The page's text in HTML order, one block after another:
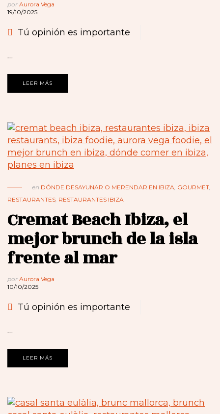
por Aurora Vega
19/10/2025
Tú opinión es importante
…
LEER MÁS
en DÓNDE DESAYUNAR O MERENDAR EN IBIZA, GOURMET,
RESTAURANTES, RESTAURANTES IBIZA
Cremat Beach Ibiza, el
mejor brunch de la isla
frente al mar
por Aurora Vega
10/10/2025
Tú opinión es importante
…
LEER MÁS